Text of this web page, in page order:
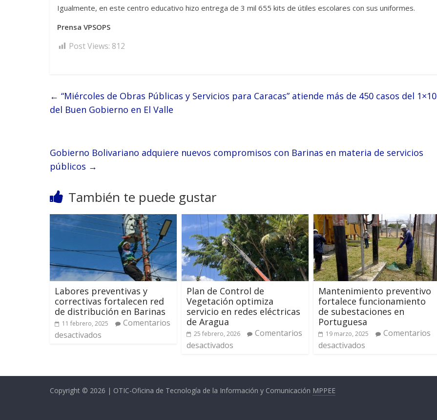
Igualmente, en este centro educativo hizo entrega de 3 mil 655 kits de útiles escolares con sus uniformes.
Prensa VPSOPS
Post Views: 812
← “Miércoles de Obras Públicas y Servicios para Caracas” atiende más de 450 casos del 1×10
del Buen Gobierno en El Valle
Gobierno Bolivariano adquiere nuevos compromisos con Barinas en materia de servicios
públicos →
También te puede gustar
Labores preventivas y
correctivas fortalecen red
de distribución en Barinas
11 febrero, 2025
Comentarios
desactivados
Plan de Control de
Vegetación optimiza
servicio en redes eléctricas
de Aragua
25 febrero, 2026
Comentarios
desactivados
Mantenimiento preventivo
fortalece funcionamiento
de subestaciones en
Portuguesa
19 marzo, 2025
Comentarios
desactivados
Copyright © 2026 | OTIC-Oficina de Tecnología de la Información y Comunicación MPPEE